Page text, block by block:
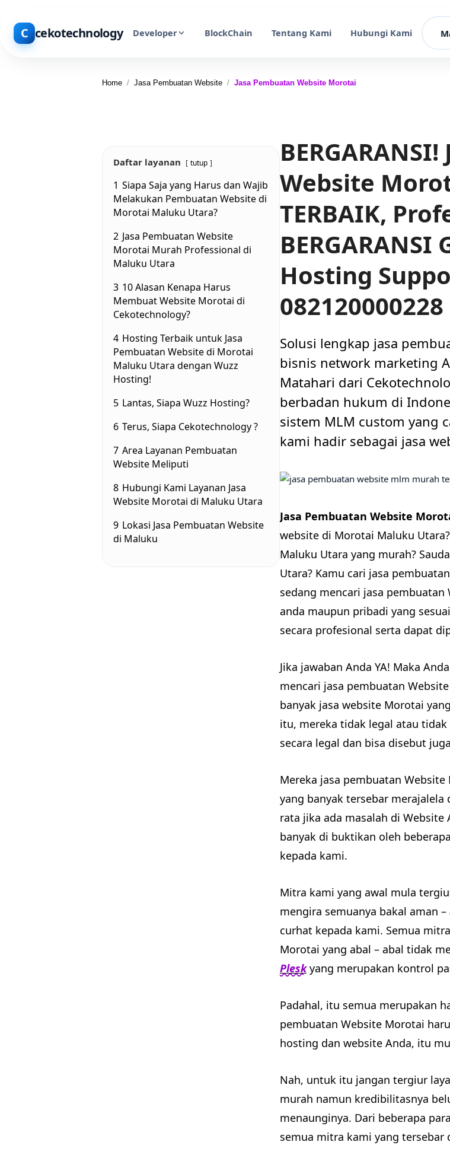
C cekotechnology Developer BlockChain Tentang Kami Hubungi Kami
Home / Jasa Pembuatan Website / Jasa Pembuatan Website Morotai
Daftar layanan tutup
1 Siapa Saja yang Harus dan Wajib
Melakukan Pembuatan Website di
Morotai Maluku Utara?
2 Jasa Pembuatan Website
Morotai Murah Professional di
Maluku Utara
3 10 Alasan Kenapa Harus
Membuat Website Morotai di
Cekotechnology?
4 Hosting Terbaik untuk Jasa
Pembuatan Website di Morotai
Maluku Utara dengan Wuzz
Hosting!
5 Lantas, Siapa Wuzz Hosting?
6 Terus, Siapa Cekotechnology ?
7 Area Layanan Pembuatan
Website Meliputi
8 Hubungi Kami Layanan Jasa
Website Morotai di Maluku Utara
9 Lokasi Jasa Pembuatan Website
di Maluku
Website
TERBAIK,
Hosting
082120000228
Solusi lengkap jasa
bisnis network marketing
Matahari dari
berbadan hukum di
sistem MLM custom yang
kami hadir sebagai jasa
Jasa Pembuatan Website
website di Morotai Maluku
Maluku Utara yang murah?
Utara? Kamu cari jasa
sedang mencari jasa
anda maupun pribadi yang
secara profesional serta dapat
Jika jawaban Anda YA! Maka
mencari jasa pembuatan
banyak jasa website Morotai
itu, mereka tidak legal atau
secara legal dan bisa disebut
Mereka jasa pembuatan
yang banyak tersebar
rata jika ada masalah di
banyak di buktikan oleh
kepada kami.
Mitra kami yang awal mula
mengira semuanya bakal aman
curhat kepada kami. Semua
Morotai yang abal – abal tidak
Pleskyang merupakan kontrol
Padahal, itu semua merupakan
pembuatan Website Morotai
hosting dan website Anda, itu
Nah, untuk itu jangan tergiur
murah namun kredibilitasnya
menaunginya. Dari beberapa
semua mitra kami yang tersebar